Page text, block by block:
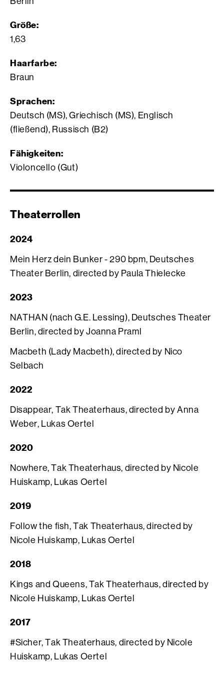
Größe:
1,63
Haarfarbe:
Braun
Sprachen:
Deutsch (MS), Griechisch (MS), Englisch
(fließend), Russisch (B2)
Fähigkeiten:
Violoncello (Gut)
Theaterrollen
2024
Mein Herz dein Bunker - 290 bpm, Deutsches
Theater Berlin, directed by Paula Thielecke
2023
NATHAN (nach G.E. Lessing), Deutsches Theater
Berlin, directed by Joanna Praml
Macbeth (Lady Macbeth), directed by Nico
Selbach
2022
Disappear, Tak Theaterhaus, directed by Anna
Weber, Lukas Oertel
2020
Nowhere, Tak Theaterhaus, directed by Nicole
Huiskamp, Lukas Oertel
2019
Follow the fish, Tak Theaterhaus, directed by
Nicole Huiskamp, Lukas Oertel
2018
Kings and Queens, Tak Theaterhaus, directed by
Nicole Huiskamp, Lukas Oertel
2017
#Sicher, Tak Theaterhaus, directed by Nicole
Huiskamp, Lukas Oertel